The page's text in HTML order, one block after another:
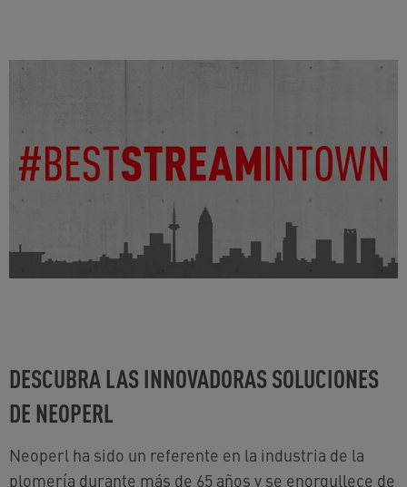
DESCUBRA LAS INNOVADORAS SOLUCIONES
DE NEOPERL
Neoperl ha sido un referente en la industria de la
plomería durante más de 65 años y se enorgullece de